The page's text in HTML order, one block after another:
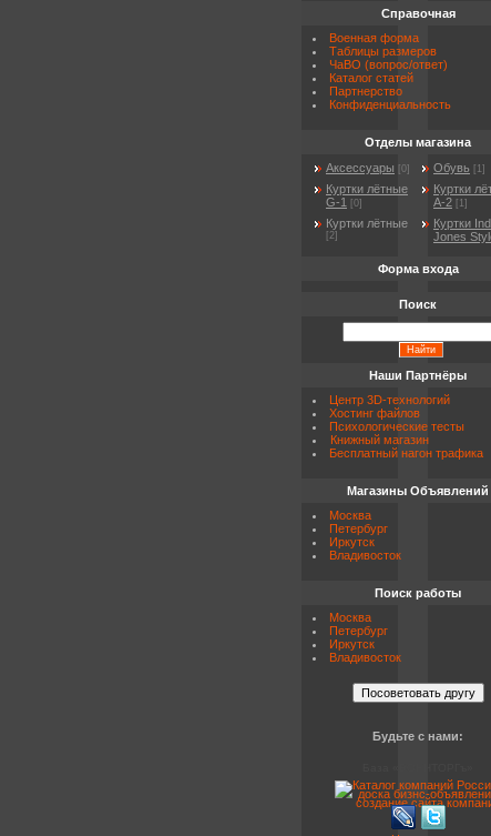
Справочная
Военная форма
Таблицы размеров
ЧаВО (вопрос/ответ)
Каталог статей
Партнерство
Конфиденциальность
Отделы магазина
Аксессуары
[0] Обувь [1]
Куртки лётные
G-1
[0]
Куртки
A-2
[1]
Куртки лётные
[2]
Куртки
Jones
Форма входа
Поиск
Наши Партнёры
Центр 3D-технологий
Хостинг файлов
Психологические тесты
Книжный магазин
Бесплатный нагон трафика
Магазины Объявлений
Москва
Петербург
Иркутск
Владивосток
Поиск работы
Москва
Петербург
Иркутск
Владивосток
Будьте с нами: